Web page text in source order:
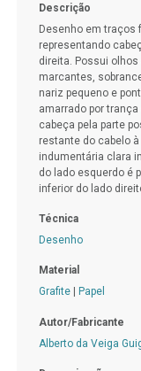
Descrição
Desenho em traços
representando
direita. Possui
marcantes,
nariz pequeno e
amarrado por
cabeça pela parte
restante do cabelo à altura nuca e é finalizada por fita. Usa
indumentária clara
do lado esquerdo é
inferior do lado
Técnica
Desenho
Material
Grafite| Papel
Autor/Fabricante
Alberto da Veiga